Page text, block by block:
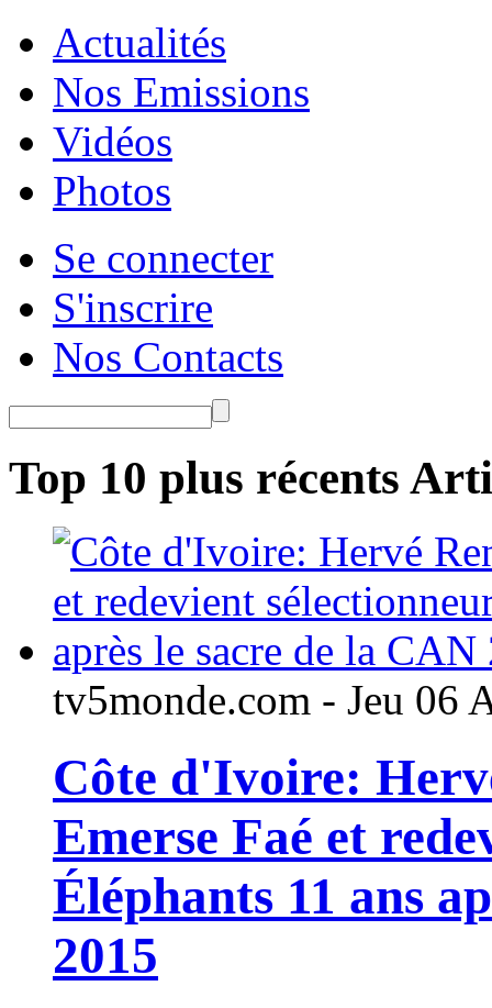
Actualités
Nos Emissions
Vidéos
Photos
Se connecter
S'inscrire
Nos Contacts
Top 10 plus récents
tv5monde.com - Jeu 06
Côte d'Ivoire:
Emerse Faé et
Éléphants 11 ans
2015